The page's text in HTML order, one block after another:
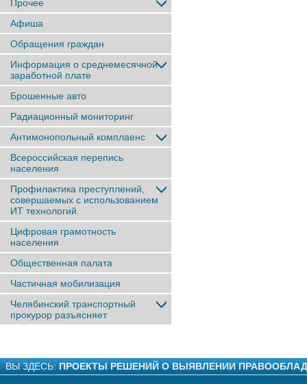
Прочее
Афиша
Обращения граждан
Информация о среднемесячной
заработной плате
Брошенные авто
Радиационный мониторинг
Антимонопольный комплаенс
Всероссийская перепись
населения
Профилактика преступлений,
совершаемых с использованием
ИТ технологий
Цифровая грамотность
населения
Общественная палата
Частичная мобилизация
Челябинский транспортный
прокурор разъясняет
ВЫ ЗДЕСЬ: ПРОЕКТЫ РЕШЕНИЙ О ВЫЯВЛЕНИИ